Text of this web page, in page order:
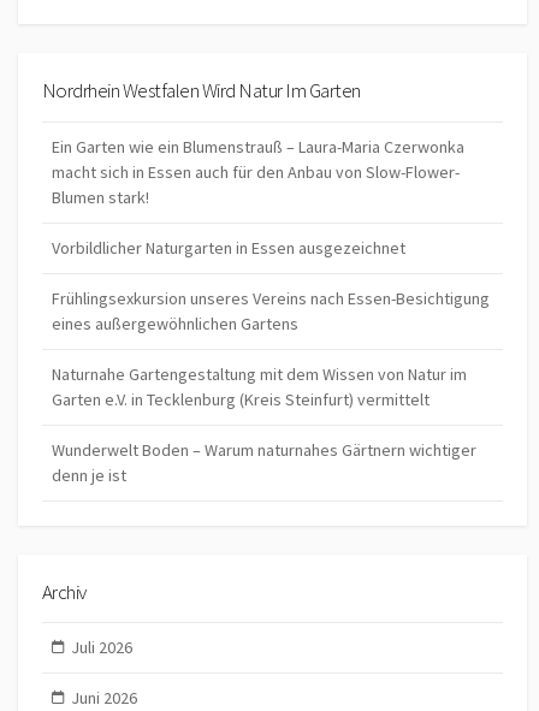
Nordrhein Westfalen Wird Natur Im Garten
Ein Garten wie ein Blumenstrauß – Laura-Maria Czerwonka
macht sich in Essen auch für den Anbau von Slow-Flower-
Blumen stark!
Vorbildlicher Naturgarten in Essen ausgezeichnet
Frühlingsexkursion unseres Vereins nach Essen-Besichtigung
eines außergewöhnlichen Gartens
Naturnahe Gartengestaltung mit dem Wissen von Natur im
Garten e.V. in Tecklenburg (Kreis Steinfurt) vermittelt
Wunderwelt Boden – Warum naturnahes Gärtnern wichtiger
denn je ist
Archiv
Juli 2026
Juni 2026